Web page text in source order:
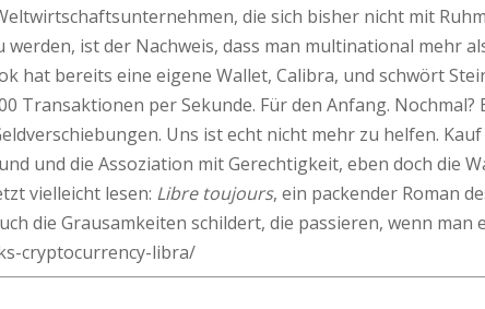
die sich bisher nicht mit
ist der Nachweis, dass man multinational mehr
hat bereits eine eigene Wallet, Calibra, und schwört
Transaktionen per Sekunde. Für den Anfang.
Uns ist echt nicht mehr zu helfen.
und die Assoziation mit Gerechtigkeit, eben doch die
vielleicht lesen: Libre toujours, ein packender Roman
die Grausamkeiten schildert, die passieren, wenn man
cryptocurrency-libra/